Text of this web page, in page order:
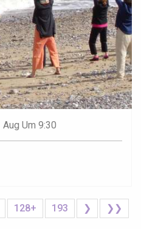
Aug Um 9:30
128+ 193 ❯ ❯❯